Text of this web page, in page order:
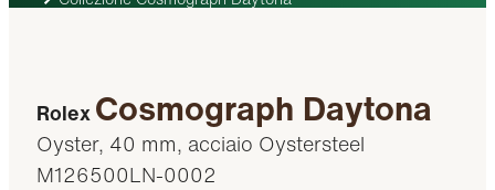
RolexCosmograph Daytona
Oyster, 40 mm, acciaio Oystersteel
M126500LN-0002